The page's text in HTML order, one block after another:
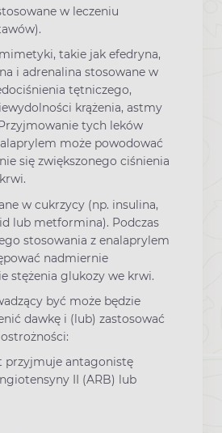
w leczeniu
takie jak efedryna,
i adrenalina stosowane w
tętniczego,
krążenia, astmy
tych leków
może powodować
się zwiększonego ciśnienia
w cukrzycy (np. insulina,
lub metformina). Podczas
stosowania z enalaprylem
nadmiernie
stężenia glukozy we krwi.
być może będzie
dawkę i (lub) zastosować
przyjmuje antagonistę
II (ARB) lub